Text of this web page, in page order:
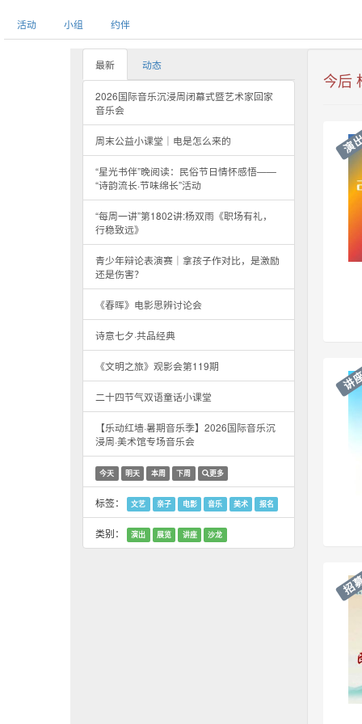
活动 小组 约伴
最新 动态
2026国际音乐沉浸周闭幕式暨艺术家回家
音乐会
周末公益小课堂｜电是怎么来的
“星光书伴”晚阅读：民俗节日情怀感悟——
“诗韵流长·节味绵长”活动
“每周一讲”第1802讲:杨双雨《职场有礼，
行稳致远》
青少年辩论表演赛｜拿孩子作对比，是激励
还是伤害？
《春晖》电影思辨讨论会
诗意七夕·共品经典
《文明之旅》观影会第119期
二十四节气双语童话小课堂
【乐动红墙·暑期音乐季】2026国际音乐沉
浸周·美术馆专场音乐会
今天 明天 本周 下周 更多
标签： 文艺 亲子 电影 音乐 美术 报名
类别： 演出 展览 讲座 沙龙
今后
演
讲
招